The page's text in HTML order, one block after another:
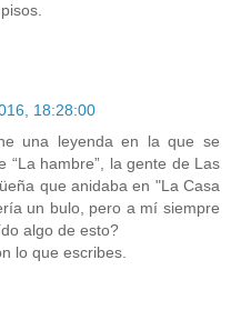
18:28:00
una leyenda en la que se
“La hambre”, la gente de Las
que anidaba en "La Casa
un bulo, pero a mí siempre
algo de esto?
lo que escribes.